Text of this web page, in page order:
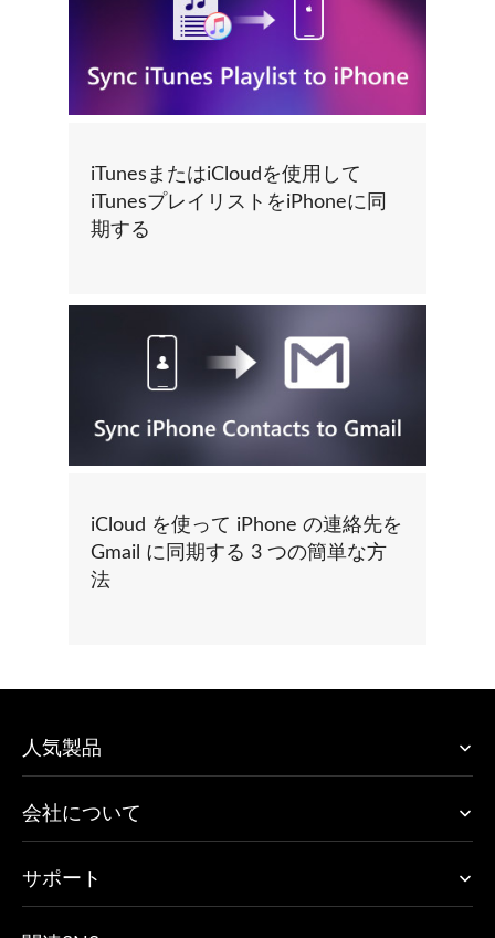
iTunesまたはiCloudを使用して
iTunesプレイリストをiPhoneに同
期する
iCloud を使って iPhone の連絡先を
Gmail に同期する 3 つの簡単な方
法
人気製品
会社について
サポート